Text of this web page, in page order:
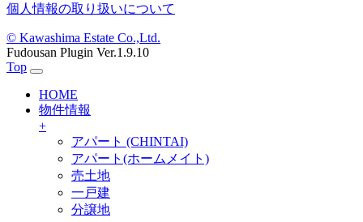
個人情報の取り扱いについて
© Kawashima Estate Co.,Ltd.
Fudousan Plugin Ver.1.9.10
Top
HOME
物件情報
+
アパート (CHINTAI)
アパート(ホームメイト)
売土地
一戸建
分譲地